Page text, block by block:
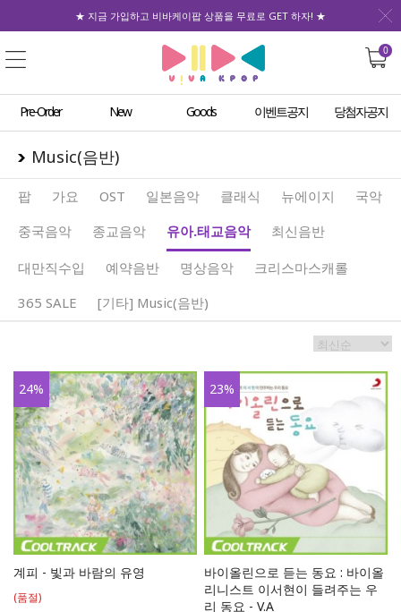
★ 지금 가입하고 비바케이팝 상품을 무료로 GET 하자! ★
0
Pre-Order New Goods 이벤트공지 당첨자공지
Music(음반)
팝 가요 OST 일본음악 클래식 뉴에이지
국악
중국음악
종교음악 유아.태교음악 최신음반
대만직수입 예약음반 명상음악
크리스마스캐롤
365 SALE
[기타] Music(음반)
24%
계피 - 빛과 바람의 유영
(품절)
23%
바이올린으로 듣는 동요 : 바이올
리니스트 이서현이 들려주는 우
리 동요 - V.A